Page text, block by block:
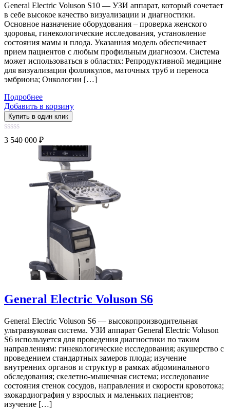
General Electric Voluson S10 — УЗИ аппарат, который сочетает
в себе высокое качество визуализации и диагностики.
Основное назначение оборудования – проверка женского
здоровья, гинекологические исследования, установление
состояния мамы и плода. Указанная модель обеспечивает
прием пациентов с любым профильным диагнозом. Система
может использоваться в областях: Репродуктивной медицине
для визуализации фолликулов, маточных труб и переноса
эмбриона; Онкологии […]
Подробнее
Добавить в корзину
Купить в один клик
0
3 540 000 ₽
General Electric Voluson S6
General Electric Voluson S6 — высокопроизводительная
ультразвуковая система. УЗИ аппарат General Electric Voluson
S6 используется для проведения диагностики по таким
направлениям: гинекологические исследования; акушерство с
проведением стандартных замеров плода; изучение
внутренних органов и структур в рамках абдоминального
обследования; скелетно-мышечная система; исследование
состояния стенок сосудов, направления и скорости кровотока;
эхокардиография у взрослых и маленьких пациентов;
изучение […]